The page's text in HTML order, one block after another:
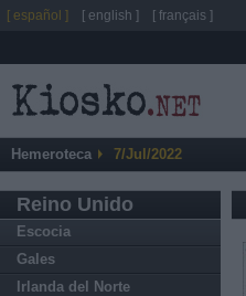
Hemeroteca 7/Jul/2022
Reino Unido
Escocia
Gales
Irlanda del Norte
[ español ] [ english ] [ français ]